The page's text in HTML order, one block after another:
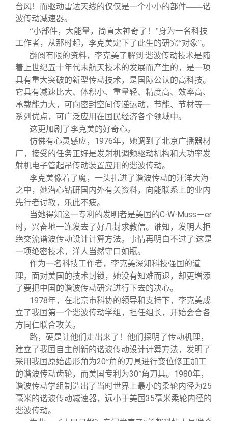
台风！而驱动雷达天线的仅仅是一个小小的部件——谐
波传动减速器。
“小部件，大能量，简直太神奇了！”身为一名科技
工作者，从那时起，李克美定下了此生的研究“对象”。
翻阅有限的资料，李克美了解到 :谐波传动技术是随
着上世纪五十年代末航天技术的发展而产生的，是一项
具有重大突破的新型传动技术，是国际公认的高科技。
它具有减速比大、体积小、重量轻、精度高、效率高、
承载能力大，可向密封空间传递运动，节能、节材等一
系列优点，可广泛应用在国民经济各个领域中。
这更加剧了李克美的好奇心。
仿佛有心灵感应， 1976年，她调到了北京广播器材
厂，接受的任务正好是发射机调频驱动机构和大功率发
射机电子管起吊传动装置应用的谐波传动。
李克美像着了魔，一头扎进了谐波传动的汪洋大海
之中，她潜心钻研国内外有关资料，向能联系上的业内
先行者讨教，乐此不疲。
当她得知这一专利的发明者是美国的C·W·Muss－er
时，兴奋地一连发去了好几封求教信。谁知，发明人拒
绝交流谐波传动设计计算方法。事情再明白不过了:这是
一项绝密技术，洋人当然守口如瓶。
作为一名科技工作者，李克美深知科技强国的道
理。面对美国的技术封锁，她没有知难而退，却更增添
了要把中国的谐波传动研究进行下去的决心。
1978年，在北京市科协的领导和支持下，李克美成
立了我国第一个谐波传动学组，担任组长，开始会合各
方同仁联合攻关。
路，硬是让他们走出来了！他们探明了传动机理，
建立了我国自主创新的谐波传动设计计算方法，发明了
采用我国原始齿形角为20°角的刀具进行变位修正加工
的谐波传动齿轮，而美国专利为30°角刀具。 1980年，
谐波传动学组制造出了当时世界上最小的柔轮内径为25
毫米的谐波传动减速器，远小于美国35毫米柔轮内径的
谐波传动。